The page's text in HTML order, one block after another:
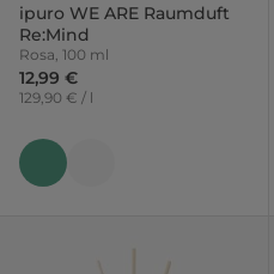
ipuro WE ARE Raumduft
Re:Mind
Rosa, 100 ml
12,99 €
129,90 € / l